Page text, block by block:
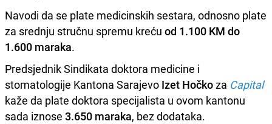
Navodi da se plate medicinskih sestara, odnosno plate
za srednju stručnu spremu kreću od 1.100 KM do
1.600 maraka.
Predsjednik Sindikata doktora medicine i
stomatologije Kantona Sarajevo Izet Hočkoza Capital
kaže da plate doktora specijalista u ovom kantonu
sada iznose 3.650 maraka, bez dodataka.